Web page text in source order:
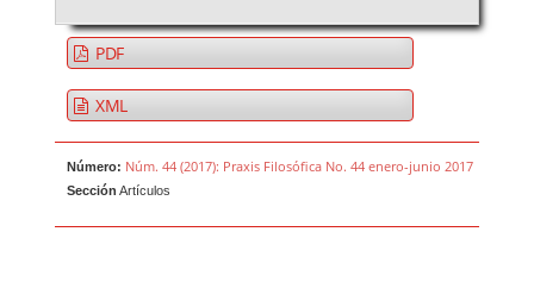
PDF
XML
Número: Núm. 44 (2017): Praxis Filosófica No. 44 enero-junio 2017
Sección Artículos